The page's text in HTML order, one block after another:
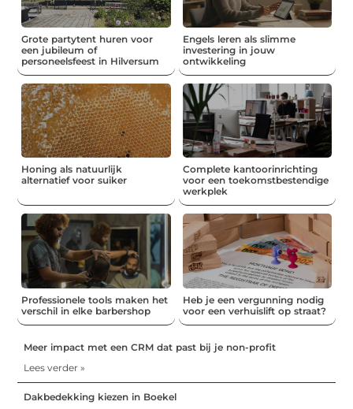
Grote partytent huren voor
een jubileum of
personeelsfeest in Hilversum
Engels leren als slimme
investering in jouw
ontwikkeling
Honing als natuurlijk
alternatief voor suiker
Complete kantoorinrichting
voor een toekomstbestendige
werkplek
Professionele tools maken het
verschil in elke barbershop
Heb je een vergunning nodig
voor een verhuislift op straat?
Meer impact met een CRM dat past bij je non-profit
Lees verder »
Dakbedekking kiezen in Boekel